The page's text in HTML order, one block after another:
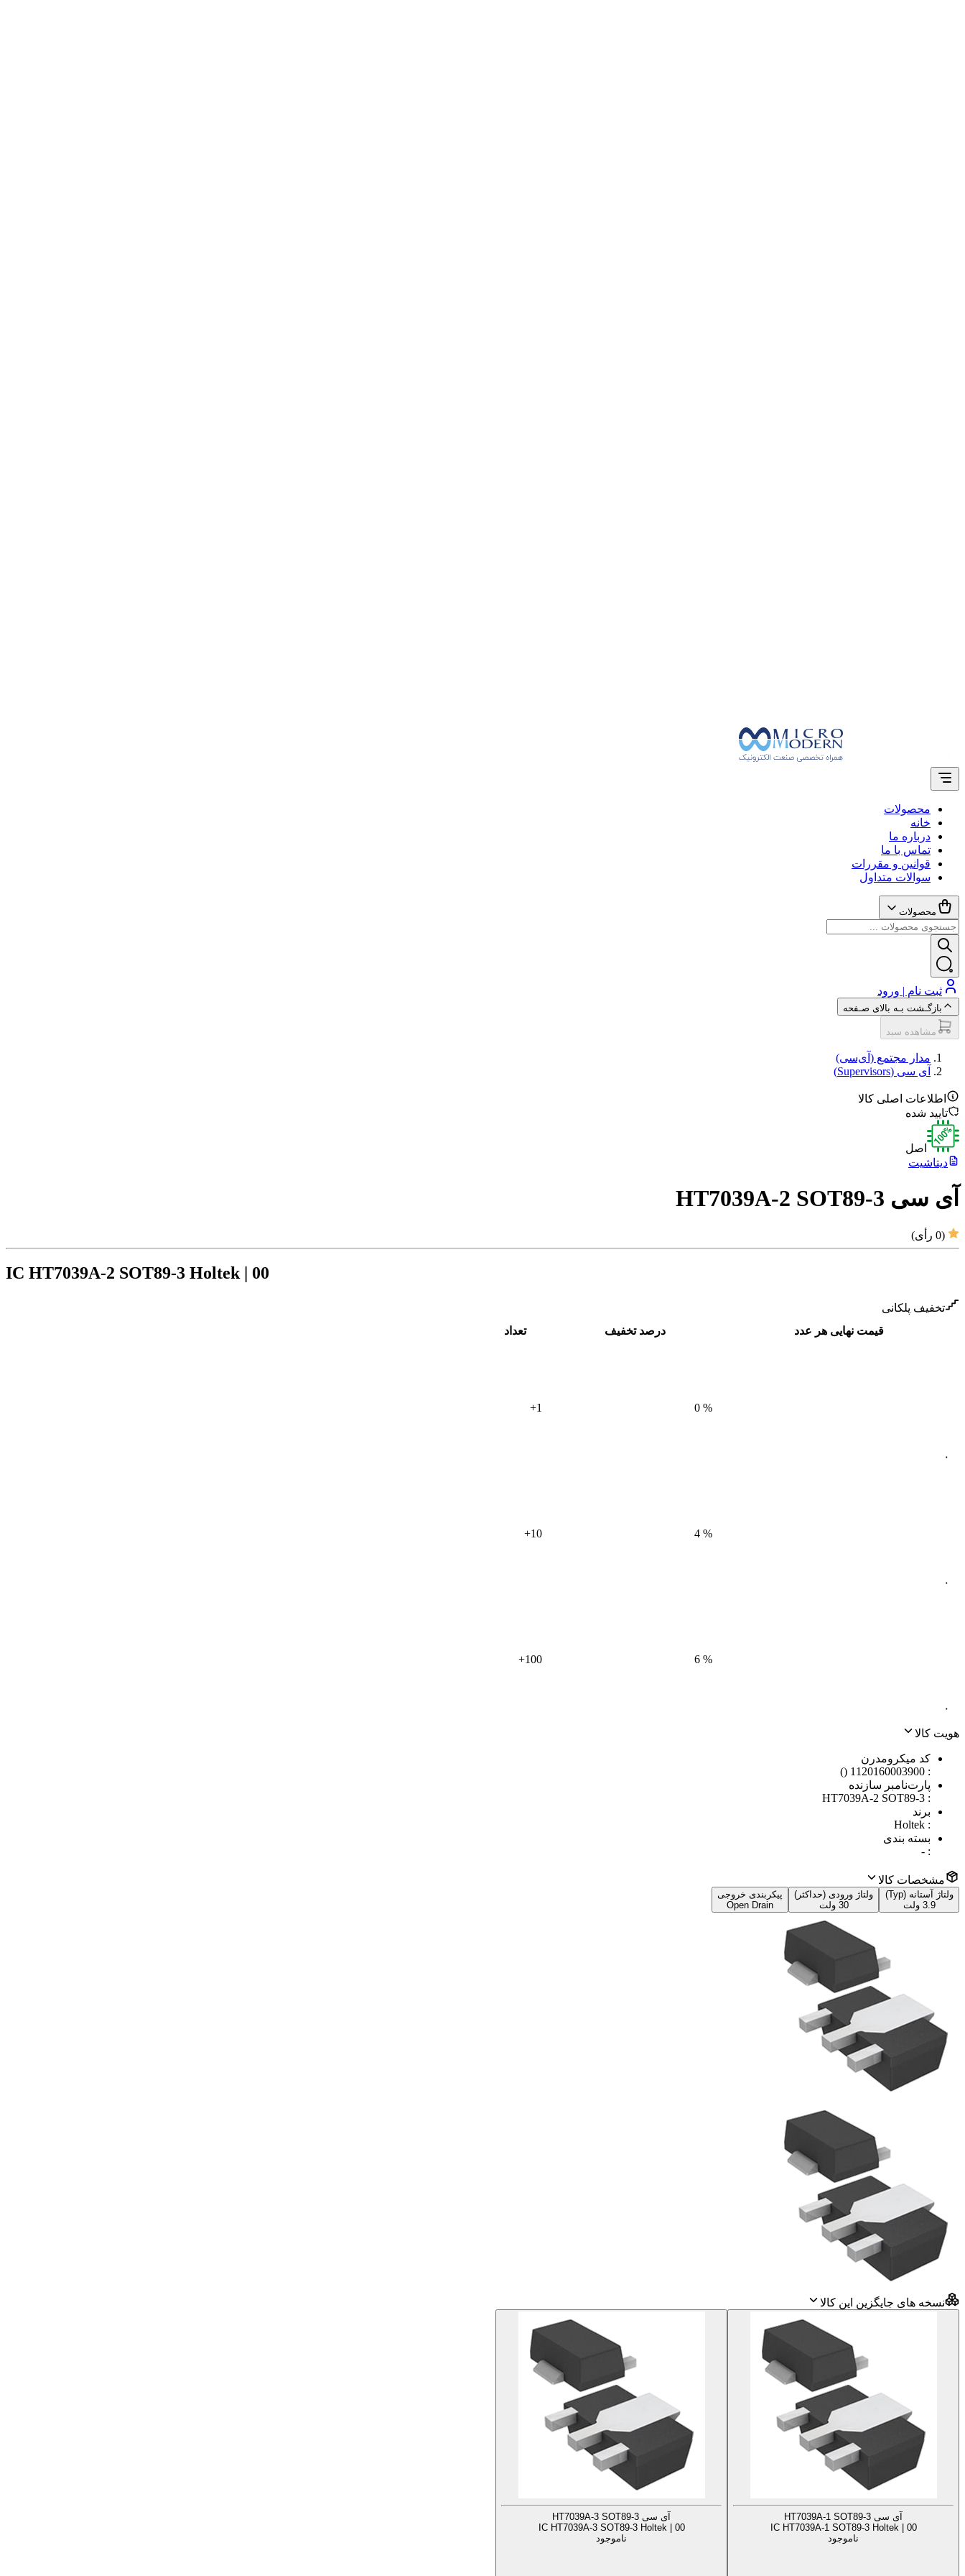
محصولات
خانه
درباره ما
تماس با ما
قوانین و مقررات
سوالات متداول
محصولات
ثبت نام | ورود
بازگـشت بـه بالای صـفحه
مشاهده سبد
مدار مجتمع (آی‌سی‌)
آی سی (Supervisors)
اطلاعات اصلی کالا
تایید شده
اصل
دیتاشیت
آی سی HT7039A-2 SOT89-3
(
0 رأی)
IC HT7039A-2 SOT89-3 Holtek | 00
تخفیف پلکانی
قیمت نهایی هر عدد
درصد تخفیف تعداد
۰
%
0
1
+
۰
%
4
10
+
۰
%
6
100
+
هویت کالا
کد میکرومدرن
:
1120160003900 ()
پارت‌نامبر سازنده
:
HT7039A-2 SOT89-3
برند
:
Holtek
بسته بندی
:
-
مشخصات کالا
ولتاژ آستانه (Typ)
3.9 ولت
ولتاژ ورودی (حداکثر)
30 ولت
پیکربندی خروجی
Open Drain
نسخه های جایگزین این کالا
آی سی HT7039A-1 SOT89-3
IC HT7039A-1 SOT89-3 Holtek | 00
ناموجود
آی سی HT7039A-3 SOT89-3
IC HT7039A-3 SOT89-3 Holtek | 00
ناموجود